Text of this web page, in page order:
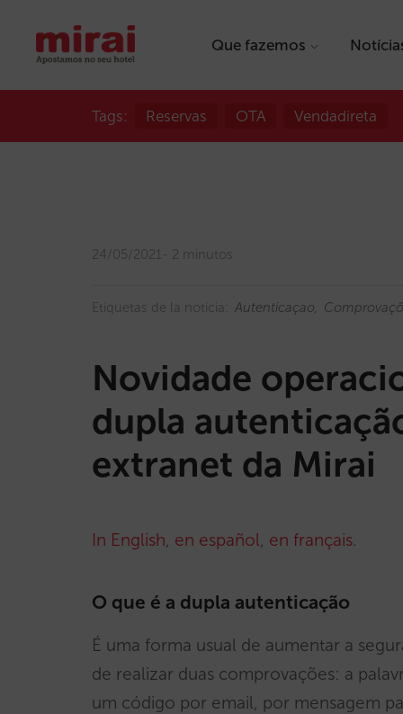
Que fazemos
Tags: Reservas OTA Vendadireta
24/05/2021 2 minutos
Etiquetas de la noticia: Autenticaçao
Novidade
dupla
extranet da Mirai
In English, en español, en français.
O que é a dupla autenticação
É uma forma usual de aumentar a
de realizar duas comprovações: a
um código por email, por mensagem